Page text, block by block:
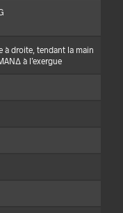
à droite, tendant la main
à l’exergue